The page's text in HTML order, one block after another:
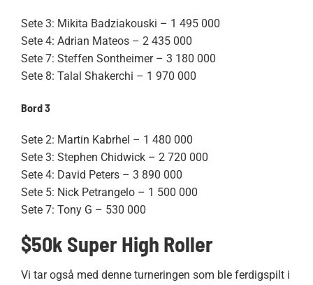
Sete 3: Mikita Badziakouski – 1 495 000
Sete 4: Adrian Mateos – 2 435 000
Sete 7: Steffen Sontheimer – 3 180 000
Sete 8: Talal Shakerchi – 1 970 000
Bord 3
Sete 2: Martin Kabrhel – 1 480 000
Sete 3: Stephen Chidwick – 2 720 000
Sete 4: David Peters – 3 890 000
Sete 5: Nick Petrangelo – 1 500 000
Sete 7: Tony G – 530 000
$50k Super High Roller
Vi tar også med denne turneringen som ble ferdigspilt i